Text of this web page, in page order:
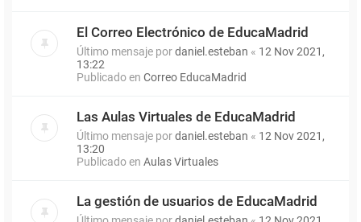
El Correo Electrónico de EducaMadrid
Último mensaje pordaniel.esteban « 12 Nov 2021,
13:22
Publicado en Correo EducaMadrid
Las Aulas Virtuales de EducaMadrid
Último mensaje pordaniel.esteban « 12 Nov 2021,
13:20
Publicado en Aulas Virtuales
La gestión de usuarios de EducaMadrid